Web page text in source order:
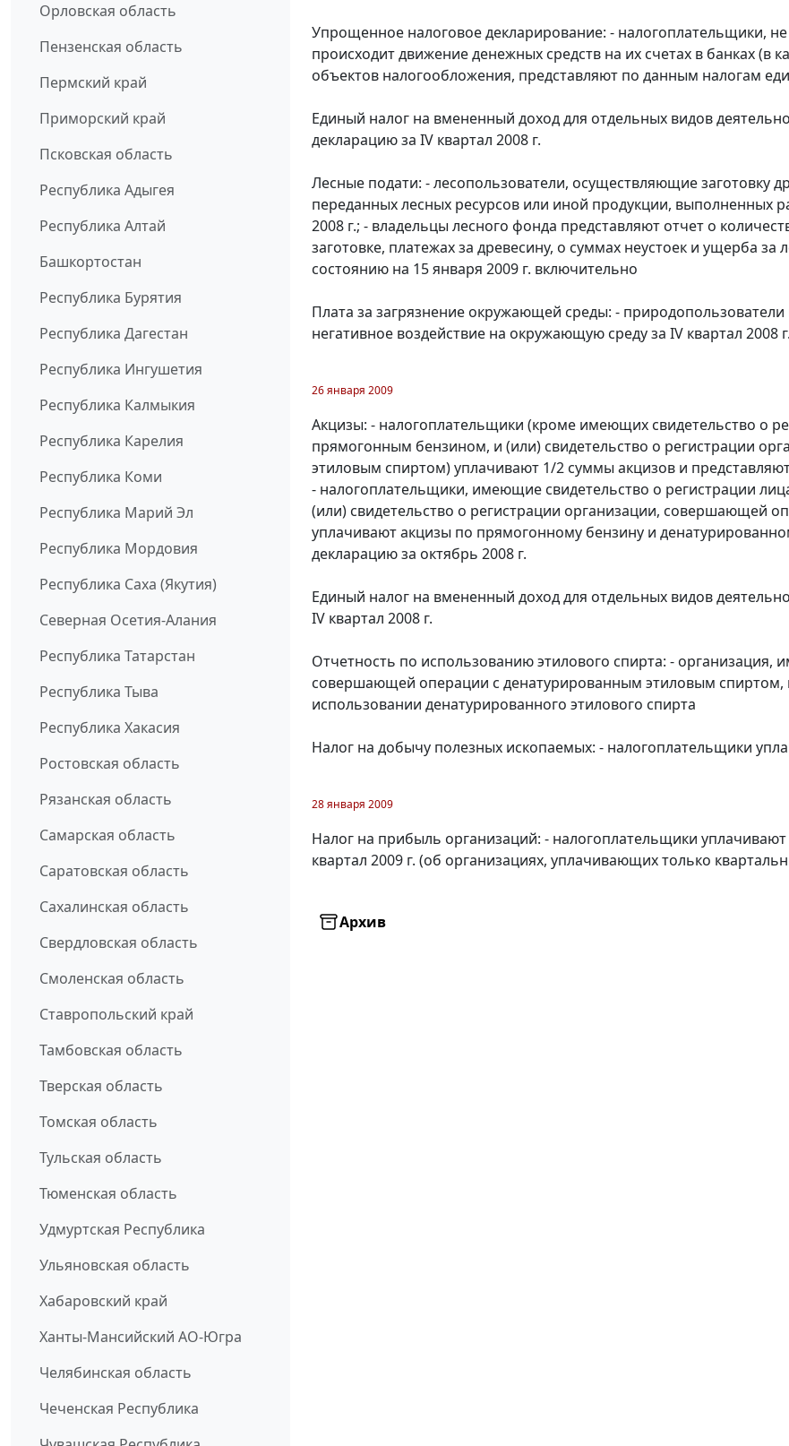
Орловская область
Пензенская область
Пермский край
Приморский край
Псковская область
Республика Адыгея
Республика Алтай
Башкортостан
Республика Бурятия
Республика Дагестан
Республика Ингушетия
Республика Калмыкия
Республика Карелия
Республика Коми
Республика Марий Эл
Республика Мордовия
Республика Саха (Якутия)
Северная Осетия-Алания
Республика Татарстан
Республика Тыва
Республика Хакасия
Ростовская область
Рязанская область
Самарская область
Саратовская область
Сахалинская область
Свердловская область
Смоленская область
Ставропольский край
Тамбовская область
Тверская область
Томская область
Тульская область
Тюменская область
Удмуртская Республика
Ульяновская область
Хабаровский край
Ханты-Мансийский АО-Югра
Челябинская область
Чеченская Республика
Упрощенное налоговое декларирование: - налогоплательщики,
происходит движение денежных средств на их счетах в банках
объектов налогообложения, представляют по данным налогам
Единый налог на вмененный доход для отдельных видов
декларацию за IV квартал 2008 г.
Лесные подати: - лесопользователи, осуществляющие заготовку
переданных лесных ресурсов или иной продукции, выполненных
2008 г.; - владельцы лесного фонда представляют отчет о
заготовке, платежах за древесину, о суммах неустоек и ущерба
состоянию на 15 января 2009 г. включительно
Плата за загрязнение окружающей среды: - природопользователи
негативное воздействие на окружающую среду за IV квартал 2008 г.
26 января 2009
Акцизы: - налогоплательщики (кроме имеющих свидетельство о
прямогонным бензином, и (или) свидетельство о регистрации
этиловым спиртом) уплачивают 1/2 суммы акцизов и
- налогоплательщики, имеющие свидетельство о регистрации
(или) свидетельство о регистрации организации, совершающей
уплачивают акцизы по прямогонному бензину и
декларацию за октябрь 2008 г.
Единый налог на вмененный доход для отдельных видов
IV квартал 2008 г.
Отчетность по использованию этилового спирта: - организация,
совершающей операции с денатурированным этиловым спиртом,
использовании денатурированного этилового спирта
Налог на добычу полезных ископаемых: - налогоплательщики
28 января 2009
Налог на прибыль организаций: - налогоплательщики
квартал 2009 г. (об организациях, уплачивающих только
Архив